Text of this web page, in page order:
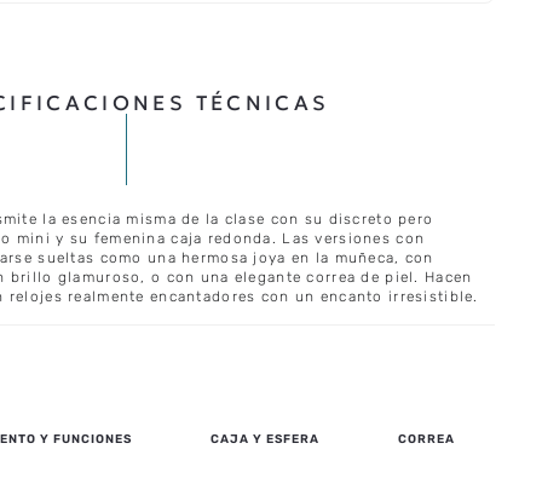
TÉCNICAS
la esencia misma de la clase con su discreto pero
mini y su femenina caja redonda. Las versiones con
sueltas como una hermosa joya en la muñeca, con
brillo glamuroso, o con una elegante correa de piel. Hacen
relojes realmente encantadores con un encanto irresistible.
Y FUNCIONES CAJA Y ESFERA CORREA